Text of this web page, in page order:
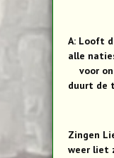
A: Looft
alle
voor
duurt de
Zingen
weer liet